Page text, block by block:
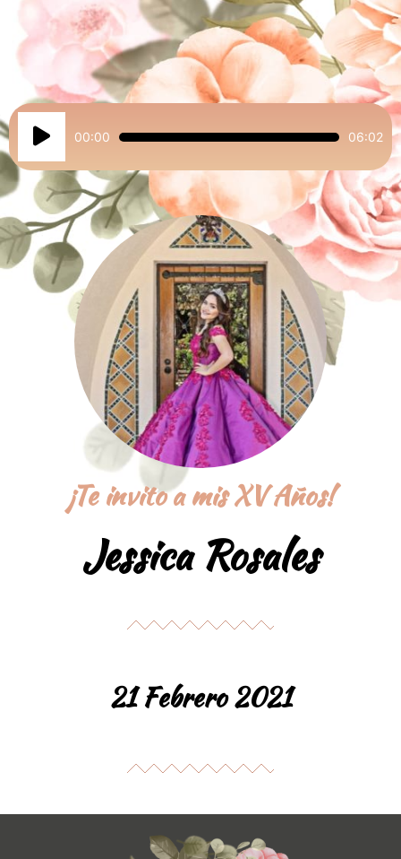
Reproductor
de
audio
00:00 06:02
¡Te invito a mis XV Años!
Jessica Rosales
21 Febrero 2021